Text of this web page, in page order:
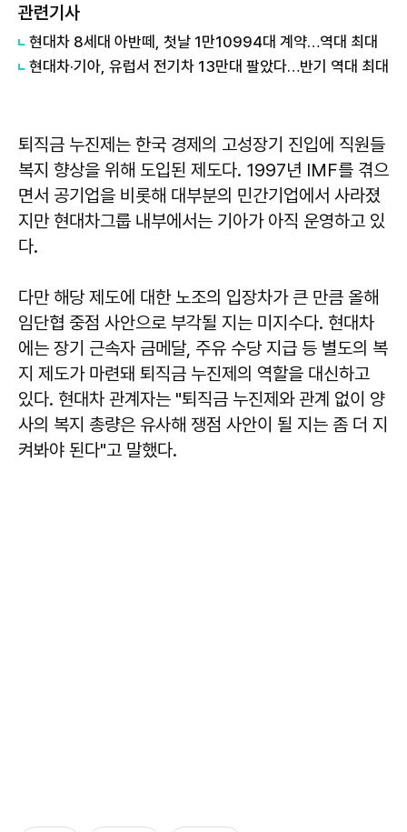
관련기사
현대차 8세대 아반떼, 첫날 1만10994대 계약…역대 최대
현대차·기아, 유럽서 전기차 13만대 팔았다…반기 역대 최대
퇴직금 누진제는 한국 경제의 고성장기 진입에 직원들
복지 향상을 위해 도입된 제도다. 1997년 IMF를 겪으
면서 공기업을 비롯해 대부분의 민간기업에서 사라졌
지만 현대차그룹 내부에서는 기아가 아직 운영하고 있
다.
다만 해당 제도에 대한 노조의 입장차가 큰 만큼 올해
임단협 중점 사안으로 부각될 지는 미지수다. 현대차
에는 장기 근속자 금메달, 주유 수당 지급 등 별도의 복
지 제도가 마련돼 퇴직금 누진제의 역할을 대신하고
있다. 현대차 관계자는 "퇴직금 누진제와 관계 없이 양
사의 복지 총량은 유사해 쟁점 사안이 될 지는 좀 더 지
켜봐야 된다"고 말했다.